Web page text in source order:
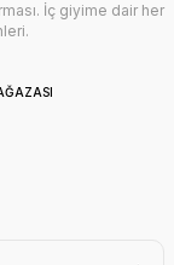
İç giyime dair her